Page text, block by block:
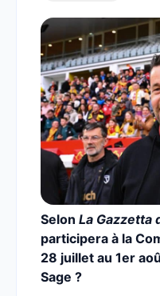
Selon La Gazzetta
participera à la
28 juillet au 1er
Sage ?